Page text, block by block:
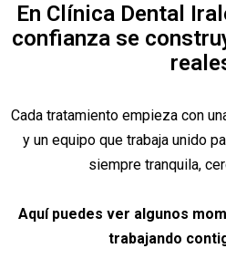
En Clínica Dental
confianza se
Cada tratamiento empieza con
y un equipo que trabaja unido
siempre tranquila,
Aquí puedes ver algunos
trabajando